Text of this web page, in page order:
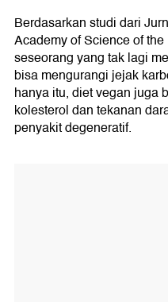
Berdasarkan studi dari
Academy of Science of
seseorang yang tak lagi
bisa mengurangi jejak
hanya itu, diet vegan juga
kolesterol dan tekanan
penyakit degeneratif.